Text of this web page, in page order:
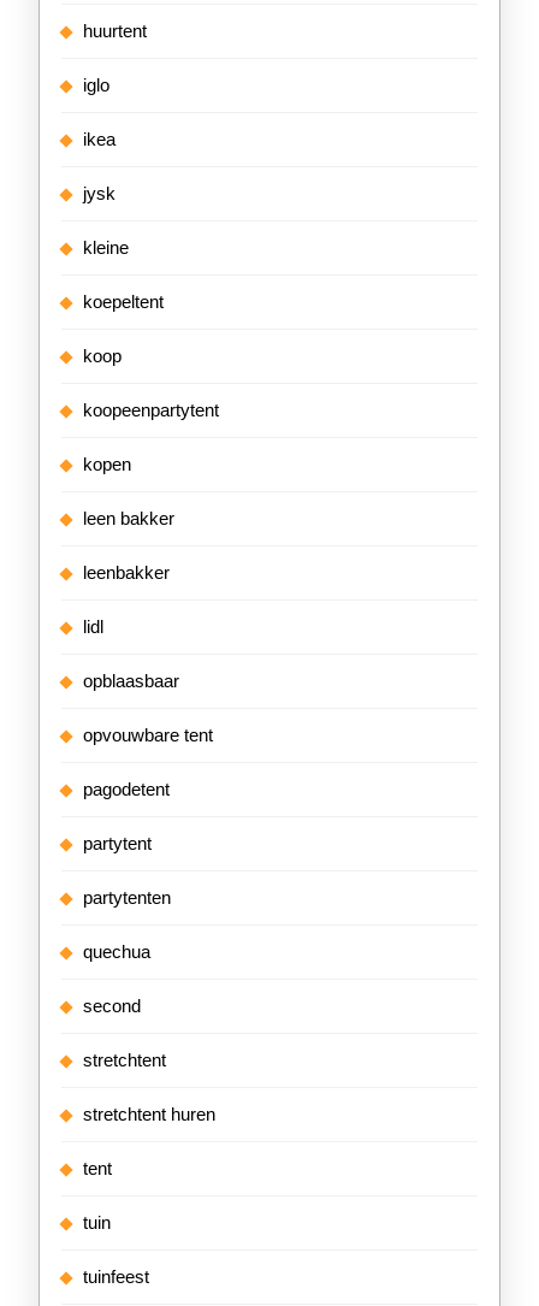
huurtent
iglo
ikea
jysk
kleine
koepeltent
koop
koopeenpartytent
kopen
leen bakker
leenbakker
lidl
opblaasbaar
opvouwbare tent
pagodetent
partytent
partytenten
quechua
second
stretchtent
stretchtent huren
tent
tuin
tuinfeest